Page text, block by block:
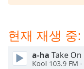
dialog
will현재 재생 중:
a-ha Take On
Kool 103.9 FM -